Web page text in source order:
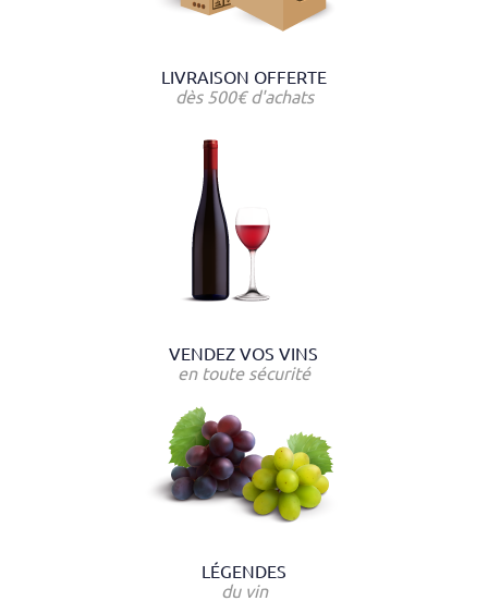
LIVRAISON OFFERTE
dès 500€ d'achats
VENDEZ VOS VINS
en toute sécurité
LÉGENDES
du vin